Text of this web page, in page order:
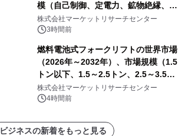
模（自己制御、定電力、鉱物絶縁、表
皮効果）・分析レポートを発表
株式会社マーケットリサーチセンター
3時間前
燃料電池式フォークリフトの世界市場
（2026年～2032年）、市場規模（1.5
トン以下、1.5～2.5トン、2.5～3.5ト
ン、3.5～5.0トン、その他）・分析レ
ポートを発表
株式会社マーケットリサーチセンター
4時間前
ビジネスの新着をもっと見る